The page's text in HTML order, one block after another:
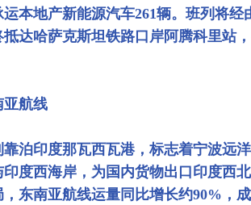
本地产新能源汽车261辆。班列将
达哈萨克斯坦铁路口岸阿腾科里站
亚航线
靠泊印度那瓦西瓦港，标志着宁波远
度西海岸，为国内货物出口印度西
东南亚航线运量同比增长约90%，